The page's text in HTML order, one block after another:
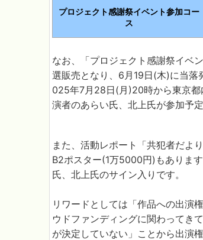
プロジェクト感謝祭イベント参加コー
ス
なお、「プロジェクト感謝祭イベ
選販売となり、6月19日(木)に当
025年7月28日(月)20時から東京都
演者のあらい氏、北上氏が参加予定
また、活動レポート「共犯者だよ
B2ポスター(1万5000円)もありま
氏、北上氏のサイン入りです。
リワードとしては「作品への出演
ウドファンディングに関わってき
が決定していない」ことから出演